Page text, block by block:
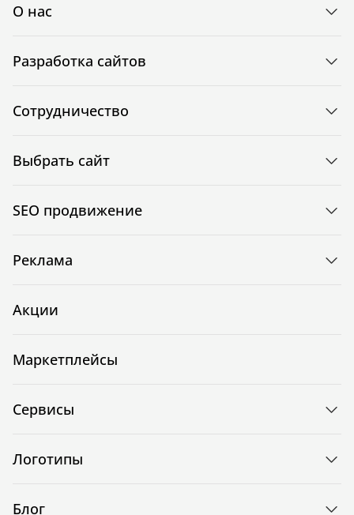
О нас
Разработка сайтов
Сотрудничество
Выбрать сайт
SEO продвижение
Реклама
Акции
Маркетплейсы
Сервисы
Логотипы
Блог